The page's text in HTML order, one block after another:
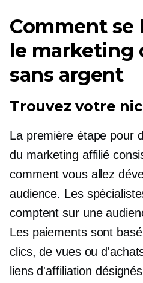
Comment se
le marketing
sans argent
Trouvez votre
La première étape pour
du marketing affilié
comment vous allez
audience. Les
comptent sur une
Les paiements sont
clics, de vues ou
liens d'affiliation